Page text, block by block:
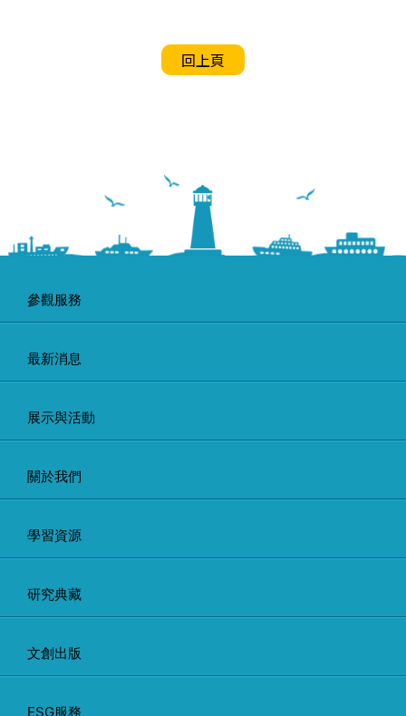
回上頁
參觀服務
最新消息
展示與活動
關於我們
學習資源
研究典藏
文創出版
ESG服務